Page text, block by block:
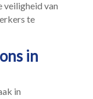
van
te
in
in